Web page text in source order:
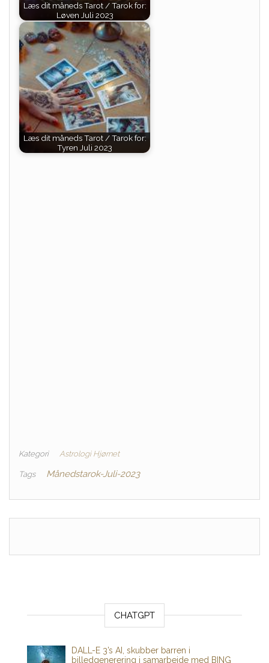
Læs dit måneds Tarot / Tarok for:
Løven Juli 2023
Læs dit måneds Tarot / Tarok for:
Tyren Juli 2023
Kategori Astrologi Hjørnet
Tags Månedstarok-Juli-2023
CHATGPT
DALL-E 3’s AI, skubber barren i
billedgenerering i samarbejde med BING